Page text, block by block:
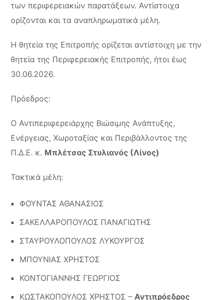
των περιφερειακών παρατάξεων. Αντίστοιχα
ορίζονται και τα αναπληρωματικά μέλη.
H θητεία της Επιτροπής ορίζεται αντίστοιχη με την
θητεία της Περιφερειακής Επιτροπής, ήτοι έως
30.06.2026.
Πρόεδρος:
Ο Αντιπεριφερειάρχης Βιώσιμης Ανάπτυξης,
Ενέργειας, Χωροταξίας και Περιβάλλοντος της
Π.Δ.Ε. κ. Μπλέτσας Στυλιανός (Λίνος)
Τακτικά μέλη:
ΦΟΥΝΤΑΣ ΑΘΑΝΑΣΙΟΣ
ΣΑΚΕΛΛΑΡΟΠΟΥΛΟΣ ΠΑΝΑΓΙΩΤΗΣ
ΣΤΑΥΡΟΥΛΟΠΟΥΛΟΣ ΛΥΚΟΥΡΓΟΣ
ΜΠΟΥΝΙΑΣ ΧΡΗΣΤΟΣ
ΚΟΝΤΟΓΙΑΝΝΗΣ ΓΕΩΡΓΙΟΣ
ΚΩΣΤΑΚΟΠΟΥΛΟΣ ΧΡΗΣΤΟΣ – Αντιπρόεδρος